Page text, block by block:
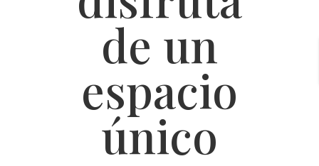
de un
espacio
único